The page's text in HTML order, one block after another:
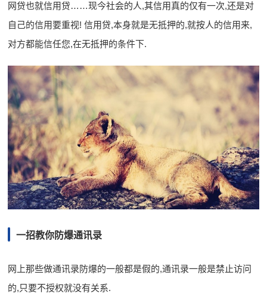
网贷也就信用贷……现今社会的人,其信用真的仅有一次,还是对
自己的信用要重视! 信用贷,本身就是无抵押的,就按人的信用来,
对方都能信任您,在无抵押的条件下.
一招教你防爆通讯录
网上那些做通讯录防爆的一般都是假的,通讯录一般是禁止访问
的,只要不授权就没有关系.